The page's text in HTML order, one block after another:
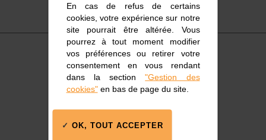
Accastillage marin
En cas de refus de certains
cookies, votre expérience sur notre
site pourrait être altérée. Vous
pourrez à tout moment modifier
vos préférences ou retirer votre
consentement en vous rendant
dans la section"Gestion des
cookies"en bas de page du site.
OK, TOUT ACCEPTER